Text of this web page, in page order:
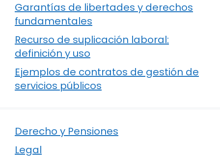
Garantías de libertades y derechos
fundamentales
Recurso de suplicación laboral:
definición y uso
Ejemplos de contratos de gestión de
servicios públicos
Derecho y Pensiones
Legal